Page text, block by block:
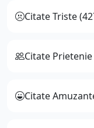
Citate Triste
Citate Prietenie
Citate